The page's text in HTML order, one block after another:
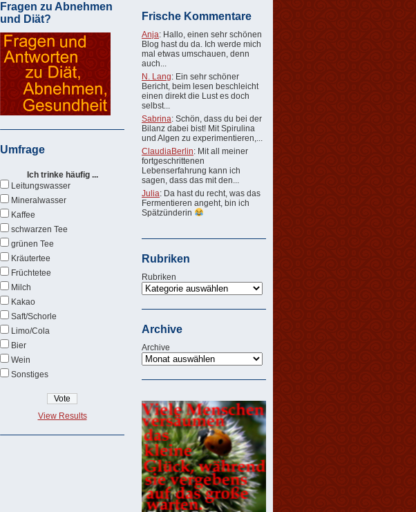
Fragen zu Abnehmen
und Diät?
Umfrage
Ich trinke häufig ...
Leitungswasser
Mineralwasser
Kaffee
schwarzen Tee
grünen Tee
Kräutertee
Früchtetee
Milch
Kakao
Saft/Schorle
Limo/Cola
Bier
Wein
Sonstiges
View Results
Frische Kommentare
Anja: Hallo, einen sehr schönen
Blog hast du da. Ich werde mich
mal etwas umschauen, denn
auch...
N. Lang: Ein sehr schöner
Bericht, beim lesen beschleicht
einen direkt die Lust es doch
selbst...
Sabrina: Schön, dass du bei der
Bilanz dabei bist! Mit Spirulina
und Algen zu experimentieren,...
ClaudiaBerlin: Mit all meiner
fortgeschrittenen
Lebenserfahrung kann ich
sagen, dass das mit den...
Julia: Da hast du recht, was das
Fermentieren angeht, bin ich
Spätzünderin
Rubriken
Rubriken
Archive
Archive